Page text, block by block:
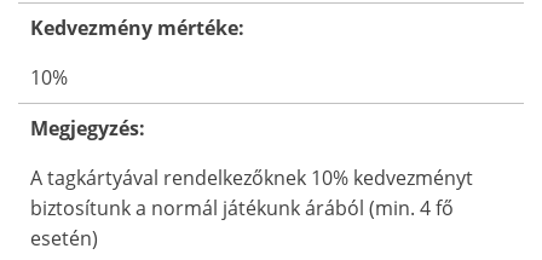
Kedvezmény mértéke:
10%
Megjegyzés:
A tagkártyával rendelkezőknek 10% kedvezményt
biztosítunk a normál játékunk árából (min. 4 fő
esetén)